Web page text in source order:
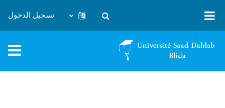
تبديل إدخال البحث
تسجيل الدخول